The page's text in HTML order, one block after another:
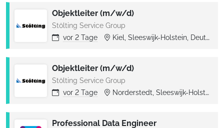
Objektleiter (m/w/d)
Stölting Service Group
vor 2 Tage Kiel, Sleeswijk-Holstein, Deutschland
Objektleiter (m/w/d)
Stölting Service Group
vor 2 Tage Norderstedt, Sleeswijk-Holstein, Deutschland
Professional Data Engineer